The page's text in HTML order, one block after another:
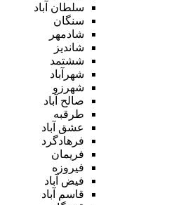
سلطان آباد
سنگان
شادمهر
شاندیز
ششتمد
شهرآباد
شهرزو
صالح آباد
طرقبه
عشق آباد
فرهادگرد
فریمان
فیروزه
فیض آباد
قاسم آباد